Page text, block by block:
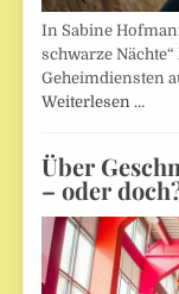
In Sabine
schwarze
Geheimdiensten
Weiterlesen …
Über
– oder